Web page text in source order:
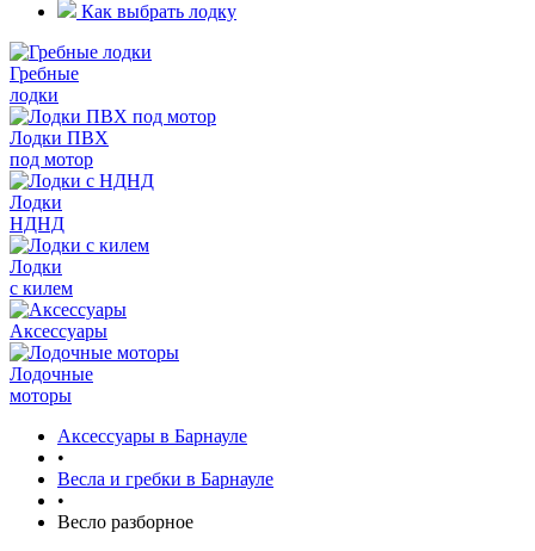
Как выбрать лодку
Гребные
лодки
Лодки ПВХ
под мотор
Лодки
НДНД
Лодки
с килем
Аксессуары
Лодочные
моторы
Аксессуары в Барнауле
•
Весла и гребки в Барнауле
•
Весло разборное